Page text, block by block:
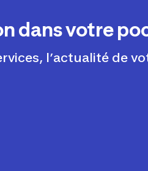
dans votre
l’actualité de